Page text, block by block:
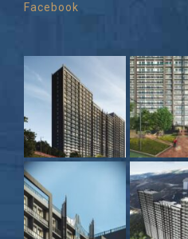
Facebook